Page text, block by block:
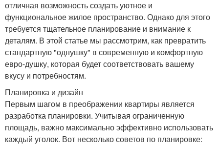
отличная возможность создать уютное и
функциональное жилое пространство. Однако для этого
требуется тщательное планирование и внимание к
деталям. В этой статье мы рассмотрим, как превратить
стандартную "однушку" в современную и комфортную
евро-душку, которая будет соответствовать вашему
вкусу и потребностям.
Планировка и дизайн
Первым шагом в преображении квартиры является
разработка планировки. Учитывая ограниченную
площадь, важно максимально эффективно использовать
каждый уголок. Вот несколько советов по планировке: